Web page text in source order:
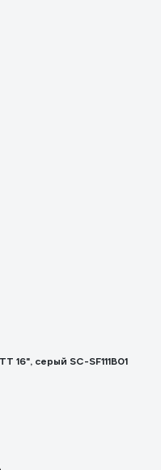
16", cерый SC-SF111B01